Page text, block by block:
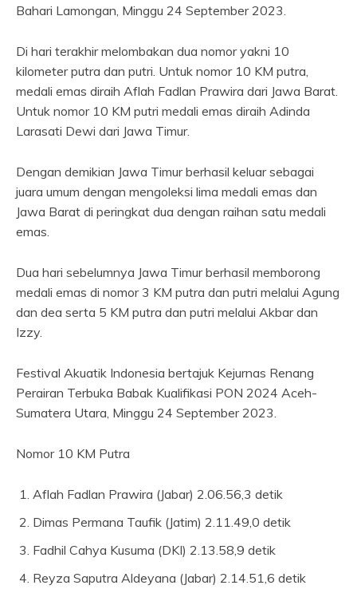
Bahari Lamongan, Minggu 24 September 2023.
Di hari terakhir melombakan dua nomor yakni 10
kilometer putra dan putri. Untuk nomor 10 KM putra,
medali emas diraih Aflah Fadlan Prawira dari Jawa Barat.
Untuk nomor 10 KM putri medali emas diraih Adinda
Larasati Dewi dari Jawa Timur.
Dengan demikian Jawa Timur berhasil keluar sebagai
juara umum dengan mengoleksi lima medali emas dan
Jawa Barat di peringkat dua dengan raihan satu medali
emas.
Dua hari sebelumnya Jawa Timur berhasil memborong
medali emas di nomor 3 KM putra dan putri melalui Agung
dan dea serta 5 KM putra dan putri melalui Akbar dan
Izzy.
Festival Akuatik Indonesia bertajuk Kejurnas Renang
Perairan Terbuka Babak Kualifikasi PON 2024 Aceh-
Sumatera Utara, Minggu 24 September 2023.
Nomor 10 KM Putra
Aflah Fadlan Prawira (Jabar) 2.06.56,3 detik
Dimas Permana Taufik (Jatim) 2.11.49,0 detik
Fadhil Cahya Kusuma (DKI) 2.13.58,9 detik
Reyza Saputra Aldeyana (Jabar) 2.14.51,6 detik